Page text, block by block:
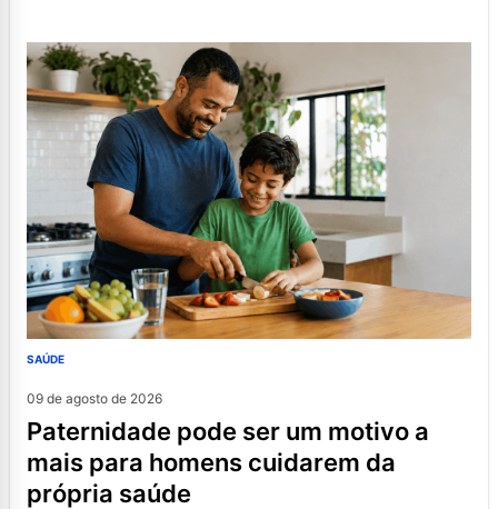
SAÚDE
09 de agosto de 2026
paternidade pode ser um motivo a
mais para homens cuidarem da
própria saúde